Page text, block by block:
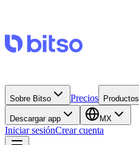
Sobre Bitso Precios Productos
Descargar app MX
Iniciar sesiónCrear cuenta